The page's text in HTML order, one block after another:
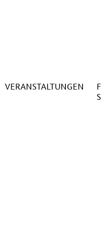
VERANSTALTUNGEN